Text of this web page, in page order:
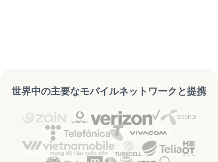
世界中の主要なモバイルネットワークと提携